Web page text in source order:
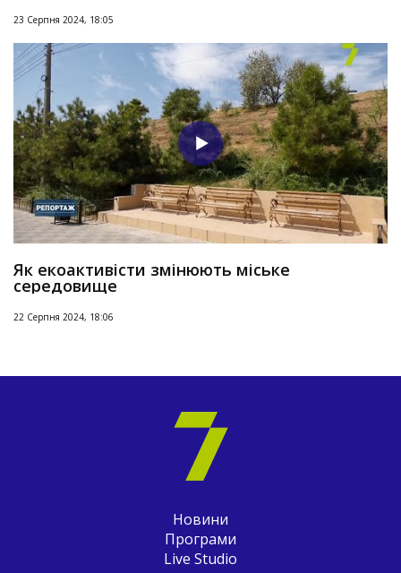
23 Серпня 2024, 18:05
Як екоактивісти змінюють міське
середовище
22 Серпня 2024, 18:06
Новини
Програми
Live Studio